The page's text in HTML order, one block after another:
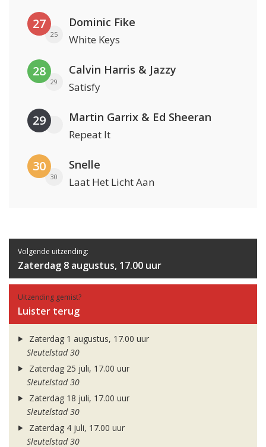
27
25
Dominic Fike
White Keys
28
29
Calvin Harris & Jazzy
Satisfy
29 Martin Garrix & Ed Sheeran
Repeat It
30
30
Snelle
Laat Het Licht Aan
Volgende uitzending:
Zaterdag 8 augustus, 17.00 uur
Uitzending gemist?
Luister terug
Zaterdag 1 augustus, 17.00 uur
Sleutelstad 30
Zaterdag 25 juli, 17.00 uur
Sleutelstad 30
Zaterdag 18 juli, 17.00 uur
Sleutelstad 30
Zaterdag 4 juli, 17.00 uur
Sleutelstad 30